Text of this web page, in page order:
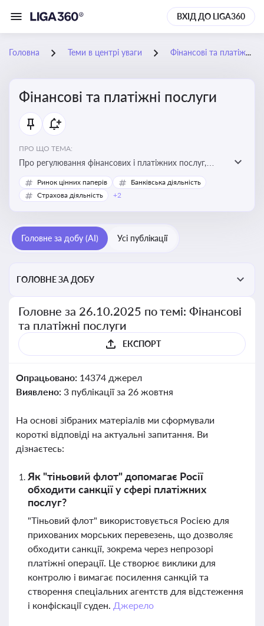
ВХІД ДО LIGA360
Головна Теми в центрі уваги Фінансові та платіжні послуги
Фінансові та платіжні послуги
ПРО ЩО ТЕМА:
Про регулювання фінансових і платіжних послуг,
управління коштами, приймання платежів та
дотримання ліцензійних вимог
Ринок цінних паперів
Банківська діяльність
Страхова діяльність
+2
Головне за добу (AI) Усі публікації
ГОЛОВНЕ ЗА ДОБУ
Головне за 26.10.2025 по темі: Фінансові
та платіжні послуги
ЕКСПОРТ
Опрацьовано: 14374 джерел
Виявлено: 3 публікації за 26 жовтня
На основі зібраних матеріалів ми сформували
короткі відповіді на актуальні запитання. Ви
дізнаєтесь:
Як "тіньовий флот" допомагає Росії
обходити санкції у сфері платіжних
послуг?
"Тіньовий флот" використовується Росією для
прихованих морських перевезень, що дозволяє
обходити санкції, зокрема через непрозорі
платіжні операції. Це створює виклики для
контролю і вимагає посилення санкцій та
створення спеціальних агентств для відстеження
і конфіскації суден. Джерело